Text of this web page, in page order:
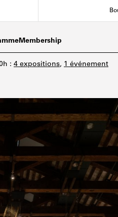
Membership
: 4 expositions, 1 événement